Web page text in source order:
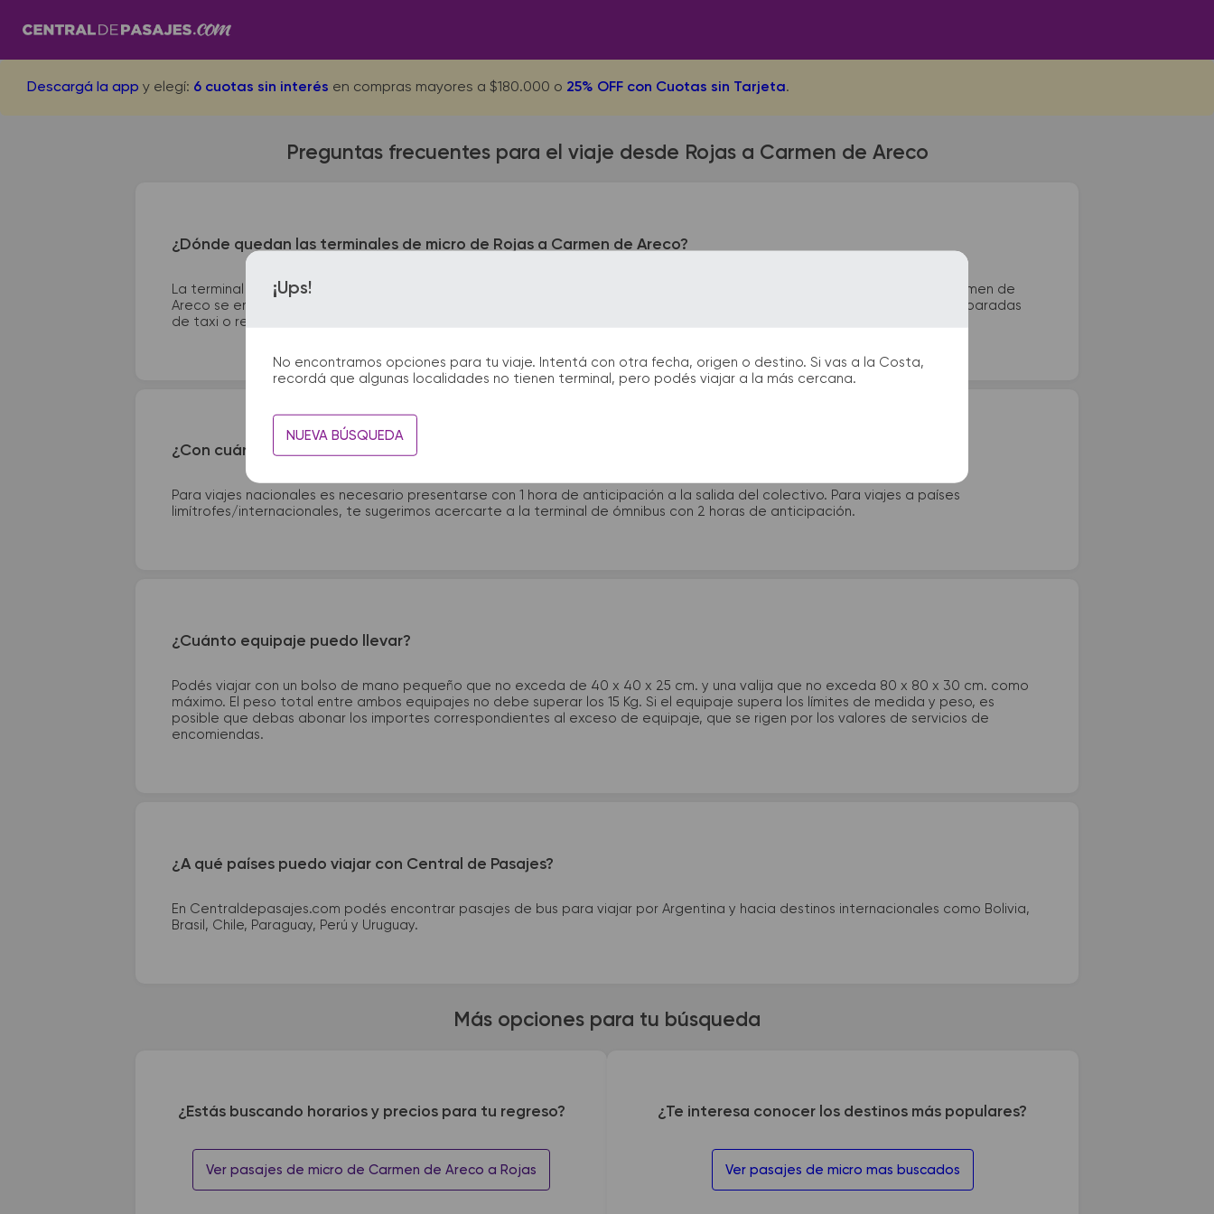
Descargá la app y elegí: 6 cuotas sin interés en compras mayores a $180.000 o 25% OFF con Cuotas sin Tarjeta.
¡Ups!
No encontramos opciones para tu viaje. Intentá con otra fecha, origen o destino. Si vas a la Costa,
recordá que algunas localidades no tienen terminal, pero podés viajar a la más cercana.
NUEVA BÚSQUEDA
Preguntas frecuentes para el viaje desde Rojas a Carmen de Areco
¿Dónde quedan las terminales de micro de Rojas a Carmen de Areco?
La terminal de ómnibus de Rojas queda ubicada en Av. 3 de Febrero y Muñoz - Terminal. La terminal de colectivos de Carmen de
Areco se encuentra en Los Platanos 674, Carmen de Areco. En las terminales de bus podrás encontrar kioscos, sanitarios, paradas
de taxi o remis y puntos de información que te facilitarán la partida y el arribo durante tu viaje.
¿Con cuánta anticipación debo presentarme en la terminal de micros?
Para viajes nacionales es necesario presentarse con 1 hora de anticipación a la salida del colectivo. Para viajes a países
limítrofes/internacionales, te sugerimos acercarte a la terminal de ómnibus con 2 horas de anticipación.
¿Cuánto equipaje puedo llevar?
Podés viajar con un bolso de mano pequeño que no exceda de 40 x 40 x 25 cm. y una valija que no exceda 80 x 80 x 30 cm. como
máximo. El peso total entre ambos equipajes no debe superar los 15 Kg. Si el equipaje supera los límites de medida y peso, es
posible que debas abonar los importes correspondientes al exceso de equipaje, que se rigen por los valores de servicios de
encomiendas.
¿A qué países puedo viajar con Central de Pasajes?
En Centraldepasajes.com podés encontrar pasajes de bus para viajar por Argentina y hacia destinos internacionales como Bolivia,
Brasil, Chile, Paraguay, Perú y Uruguay.
Más opciones para tu búsqueda
¿Estás buscando horarios y precios para tu regreso?
Ver pasajes de micro de Carmen de Areco a Rojas
¿Te interesa conocer los destinos más populares?
Ver pasajes de micro mas buscados